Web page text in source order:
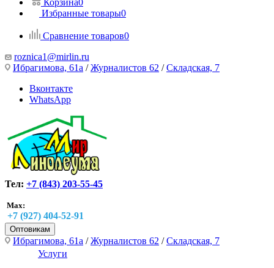
Корзина0
Избранные товары0
Сравнение товаров0
roznica1@mirlin.ru
Ибрагимова, 61а /Журналистов 62 /Складская, 7
Вконтакте
WhatsApp
Тел: +7 (843) 203-55-45
Max:
+7 (927) 404-52-91
Оптовикам
Ибрагимова, 61а /Журналистов 62 /Складская, 7
Услуги